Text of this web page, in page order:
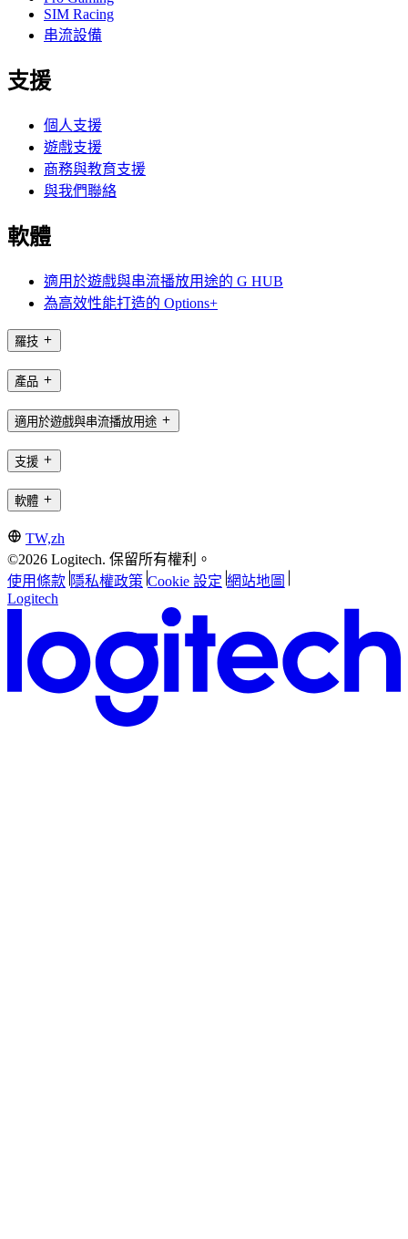
SIM Racing
串流設備
支援
個人支援
遊戲支援
商務與教育支援
與我們聯絡
軟體
適用於遊戲與串流播放用途的 G HUB
為高效性能打造的 Options+
羅技
產品
適用於遊戲與串流播放用途
支援
軟體
TW,zh
©2026 Logitech. 保留所有權利。
使用條款 隱私權政策 Cookie 設定 網站地圖
Logitech